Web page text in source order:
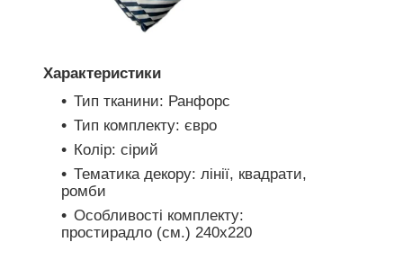
Характеристики
Тип тканини: Ранфорс
Тип комплекту: євро
Колір: сірий
Тематика декору: лінії, квадрати,
ромби
Особливості комплекту:
простирадло (см.) 240х220